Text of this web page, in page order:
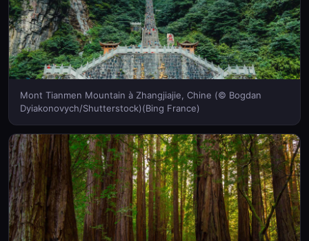
Mont Tianmen Mountain à Zhangjiajie, Chine (© Bogdan
Dyiakonovych/Shutterstock)(Bing France)